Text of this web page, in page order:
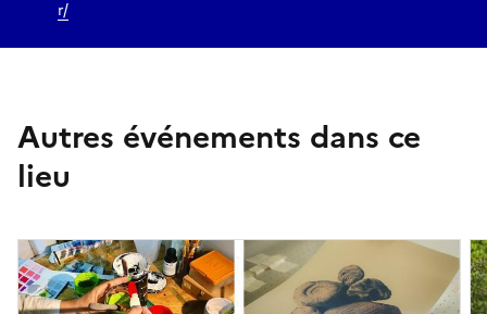
r/
Autres événements dans ce
lieu